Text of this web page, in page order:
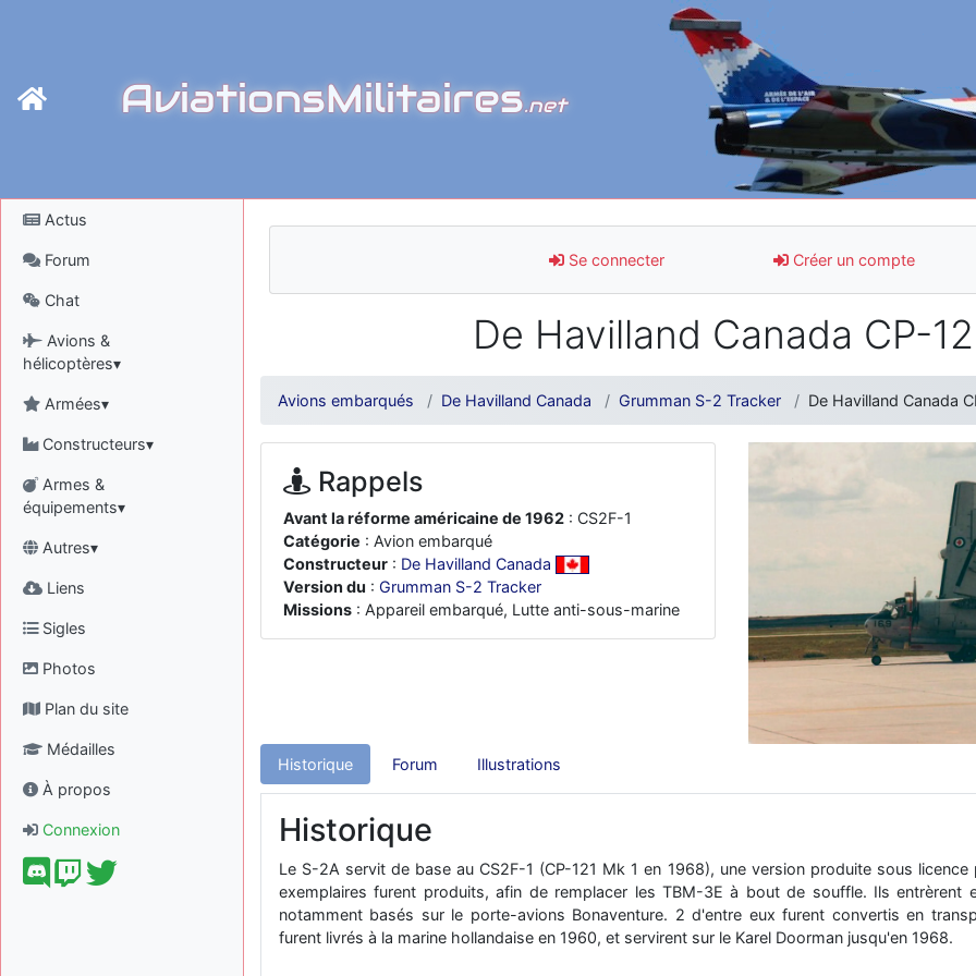
AviationsMilitaires.net
Actus
Forum
Chat
Avions &
hélicoptères▾
Armées▾
Constructeurs▾
Armes &
équipements▾
Autres▾
Liens
Sigles
Photos
Plan du site
Médailles
À propos
Connexion
Se connecter Créer un compte
De Havilland Canada CP-
Avions embarqués De Havilland Canada Grumman S-2 Tracker De Havilland Canada
Rappels
Avant la réforme américaine de 1962 : CS2F-1
Catégorie : Avion embarqué
Constructeur : De Havilland Canada
Version du : Grumman S-2 Tracker
Missions : Appareil embarqué, Lutte anti-sous-marine
Historique Forum Illustrations
Historique
Le S-2A servit de base au CS2F-1 (CP-121 Mk 1 en 1968), une version produite sous licence
exemplaires furent produits, afin de remplacer les TBM-3E à bout de souffle. Ils entrèrent
notamment basés sur le porte-avions Bonaventure. 2 d'entre eux furent convertis en
furent livrés à la marine hollandaise en 1960, et servirent sur le Karel Doorman jusqu'en 1968.